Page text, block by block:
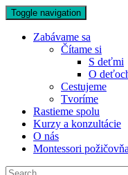
Toggle navigation
Zabávame sa
Čítame si
S deťmi
O
Cestujeme
Tvoríme
Rastieme spolu
Kurzy a konzultácie
O nás
Montessori požičovňa